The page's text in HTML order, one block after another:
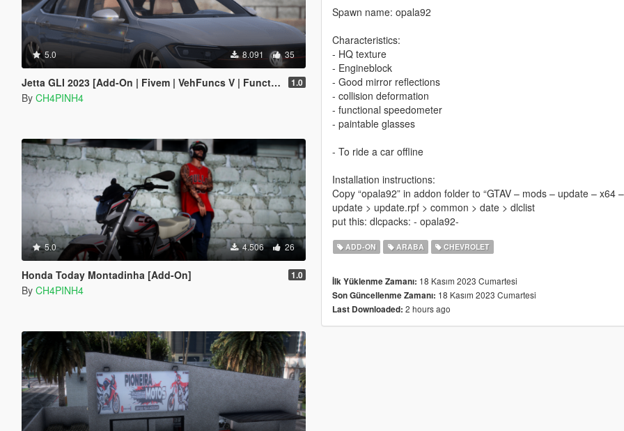
5.0 8.091 35
Jetta GLI 2023 [Add-On | Fivem | VehFuncs V | Functional Sunroof ] 1.0
By CH4PINH4
5.0 4.506 26
Honda Today Montadinha [Add-On] 1.0
By CH4PINH4
Spawn name: opala92
Characteristics:
- HQ texture
- Engineblock
- Good mirror reflections
- collision deformation
- functional speedometer
- paintable glasses
- To ride a car offline
Installation instructions:
Copy “opala92” in addon folder to “GTAV – mods – update – x64
update > update.rpf > common > date > dlclist
put this: dlcpacks: - opala92-
ADD-ON ARABA CHEVROLET
İlk Yüklenme Zamanı: 18 Kasım 2023 Cumartesi
Son Güncellenme Zamanı: 18 Kasım 2023 Cumartesi
Last Downloaded: 2 hours ago